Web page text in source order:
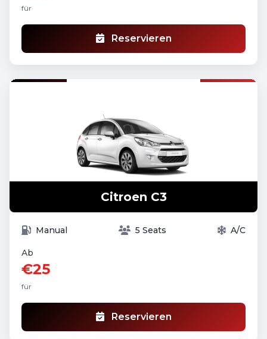
für
Reservieren
Citroen C3
Manual 5 Seats A/C
Ab
€25
für
Reservieren